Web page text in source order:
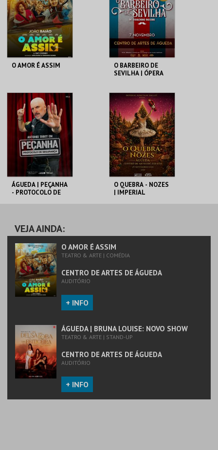
MAIS INFO
COMPRAR
MAIS INFO
COMPRAR
O AMOR É ASSIM
CENTRO DE ARTES
DE ÁGUEDA
MAIS INFO
COMPRAR
O BARBEIRO DE
SEVILHA | ÓPERA
CENTRO DE ARTES
DE ÁGUEDA
MAIS INFO
COMPRAR
ÁGUEDA | PEÇANHA
- PROTOCOLO DE
DE ÁGUEDA
MAIS INFO
COMPRAR
O QUEBRA - NOZES
| IMPERIAL
COMPRAR
VEJA AINDA:
O AMOR É ASSIM
TEATRO & ARTE | COMÉDIA
CENTRO DE ARTES DE ÁGUEDA
AUDITÓRIO
+ INFO
ÁGUEDA | BRUNA LOUISE: NOVO SHOW
TEATRO & ARTE | STAND-UP
CENTRO DE ARTES DE ÁGUEDA
AUDITÓRIO
+ INFO